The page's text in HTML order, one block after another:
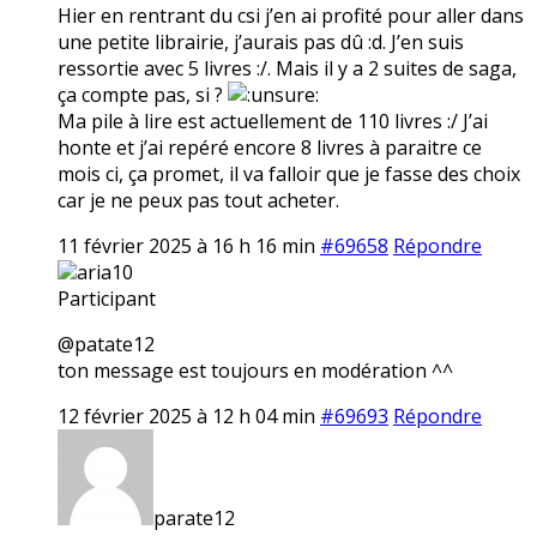
Hier en rentrant du csi j’en ai profité pour aller dans
une petite librairie, j’aurais pas dû :d. J’en suis
ressortie avec 5 livres :/. Mais il y a 2 suites de saga,
ça compte pas, si ?
Ma pile à lire est actuellement de 110 livres :/ J’ai
honte et j’ai repéré encore 8 livres à paraitre ce
mois ci, ça promet, il va falloir que je fasse des choix
car je ne peux pas tout acheter.
11 février 2025 à 16 h 16 min #69658 Répondre
aria10
Participant
@patate12
ton message est toujours en modération ^^
12 février 2025 à 12 h 04 min #69693 Répondre
parate12